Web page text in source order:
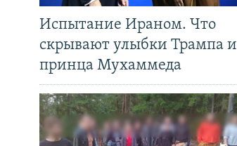
Испытание Ираном. Что
скрывают улыбки Трампа и
принца Мухаммеда